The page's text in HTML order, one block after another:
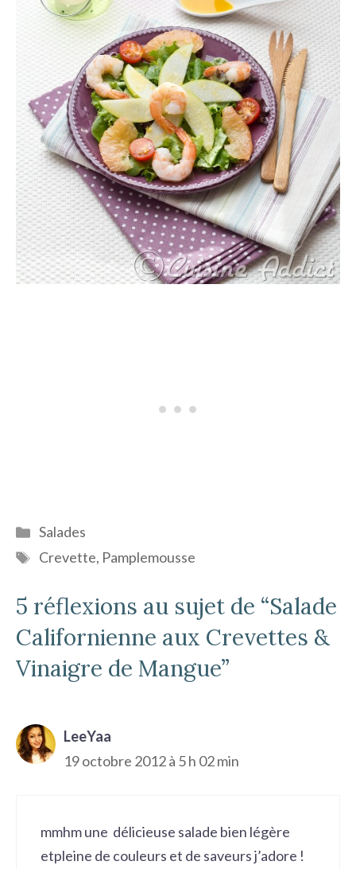
Catégories
Salades
Étiquettes
Crevette, Pamplemousse
5 réflexions au sujet de “Salade
Californienne aux Crevettes &
Vinaigre de Mangue”
LeeYaa
19 octobre 2012 à 5 h 02 min
mmhm une délicieuse salade bien légère
etpleine de couleurs et de saveurs j’adore !